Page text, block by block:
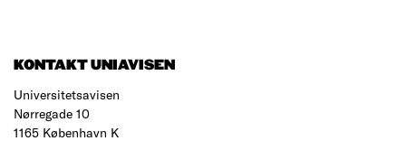
KONTAKT UNIAVISEN
Universitetsavisen
Nørregade 10
1165 København K